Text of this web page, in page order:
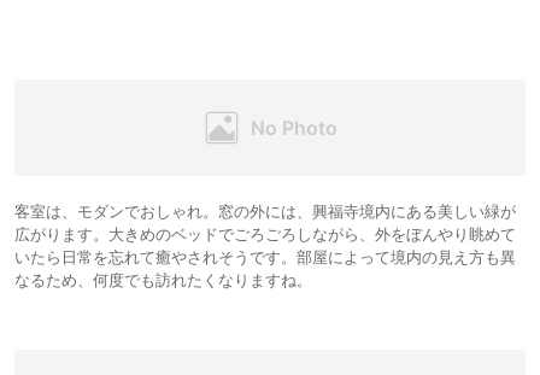
客室は、モダンでおしゃれ。窓の外には、興福寺境内にある美しい緑が
広がります。大きめのベッドでごろごろしながら、外をぼんやり眺めて
いたら日常を忘れて癒やされそうです。部屋によって境内の見え方も異
なるため、何度でも訪れたくなりますね。